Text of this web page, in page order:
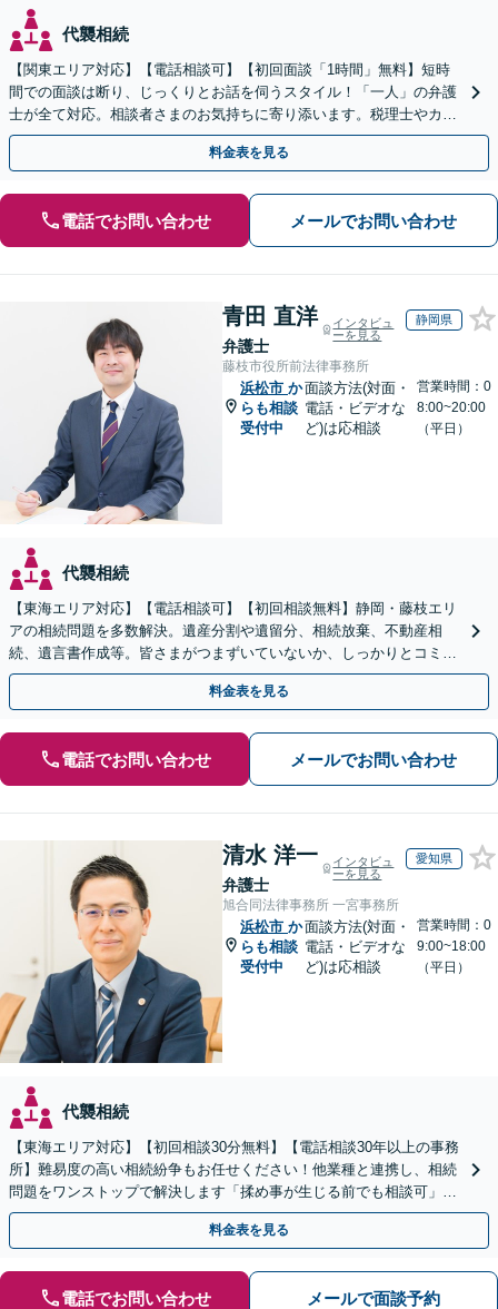
代襲相続
【関東エリア対応】【電話相談可】【初回面談「1時間」無料】短時
間での面談は断り、じっくりとお話を伺うスタイル！「一人」の弁護
士が全て対応。相談者さまのお気持ちに寄り添います。税理士やカウ
ンセラーと連携し、生前対策のご相談も
料金表を見る
電話でお問い合わせ メールでお問い合わせ
青田 直洋
弁護士
インタビュ
ーを見る
静岡県
藤枝市役所前法律事務所
浜松市 か
らも相談
受付中
面談方法(対面・
電話・ビデオな
ど)は応相談
営業時間：0
8:00~20:00
（平日）
代襲相続
【東海エリア対応】【電話相談可】【初回相談無料】静岡・藤枝エリ
アの相続問題を多数解決。遺産分割や遺留分、相続放棄、不動産相
続、遺言書作成等。皆さまがつまずいていないか、しっかりとコミュ
ニケーションを取りながらお話を進めます【休日夜間相談可】
料金表を見る
電話でお問い合わせ メールでお問い合わせ
清水 洋一
弁護士
インタビュ
ーを見る
愛知県
旭合同法律事務所 一宮事務所
浜松市 か
らも相談
受付中
面談方法(対面・
電話・ビデオな
ど)は応相談
営業時間：0
9:00~18:00
（平日）
代襲相続
【東海エリア対応】【初回相談30分無料】【電話相談30年以上の事務
所】難易度の高い相続紛争もお任せください！他業種と連携し、相続
問題をワンストップで解決します「揉め事が生じる前でも相談可」
【分割払い対応】【完全個室制】【休日夜間相談可】
料金表を見る
電話でお問い合わせ メールで面談予約